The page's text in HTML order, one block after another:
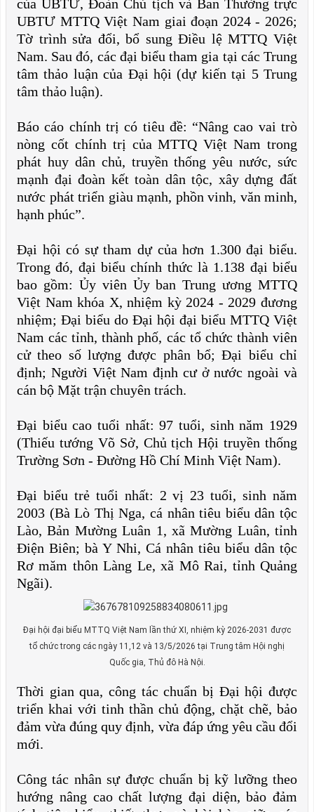
của UBTƯ, Đoàn Chủ tịch và Ban Thường trực
UBTƯ MTTQ Việt Nam giai đoạn 2024 - 2026;
Tờ trình sửa đổi, bổ sung Điều lệ MTTQ Việt
Nam. Sau đó, các đại biểu tham gia tại các Trung
tâm thảo luận của Đại hội (dự kiến tại 5 Trung
tâm thảo luận).
Báo cáo chính trị có tiêu đề: “Nâng cao vai trò
nòng cốt chính trị của MTTQ Việt Nam trong
phát huy dân chủ, truyền thống yêu nước, sức
mạnh đại đoàn kết toàn dân tộc, xây dựng đất
nước phát triển giàu mạnh, phồn vinh, văn minh,
hạnh phúc”.
Đại hội có sự tham dự của hơn 1.300 đại biểu.
Trong đó, đại biểu chính thức là 1.138 đại biểu
bao gồm: Ủy viên Ủy ban Trung ương MTTQ
Việt Nam khóa X, nhiệm kỳ 2024 - 2029 đương
nhiệm; Đại biểu do Đại hội đại biểu MTTQ Việt
Nam các tỉnh, thành phố, các tổ chức thành viên
cử theo số lượng được phân bổ; Đại biểu chỉ
định; Người Việt Nam định cư ở nước ngoài và
cán bộ Mặt trận chuyên trách.
Đại biểu cao tuổi nhất: 97 tuổi, sinh năm 1929
(Thiếu tướng Võ Sở, Chủ tịch Hội truyền thống
Trường Sơn - Đường Hồ Chí Minh Việt Nam).
Đại biểu trẻ tuổi nhất: 2 vị 23 tuổi, sinh năm
2003 (Bà Lò Thị Nga, cá nhân tiêu biểu dân tộc
Lào, Bản Mường Luân 1, xã Mường Luân, tỉnh
Điện Biên; bà Y Nhi, Cá nhân tiêu biểu dân tộc
Rơ măm thôn Làng Le, xã Mô Rai, tỉnh Quảng
Ngãi).
Đại hội đại biểu MTTQ Việt Nam lần thứ XI, nhiệm kỳ 2026-2031 được
tổ chức trong các ngày 11,12 và 13/5/2026 tại Trung tâm Hội nghị
Quốc gia, Thủ đô Hà Nội.
Thời gian qua, công tác chuẩn bị Đại hội được
triển khai với tinh thần chủ động, chặt chẽ, bảo
đảm vừa đúng quy định, vừa đáp ứng yêu cầu đổi
mới.
Công tác nhân sự được chuẩn bị kỹ lưỡng theo
hướng nâng cao chất lượng đại diện, bảo đảm